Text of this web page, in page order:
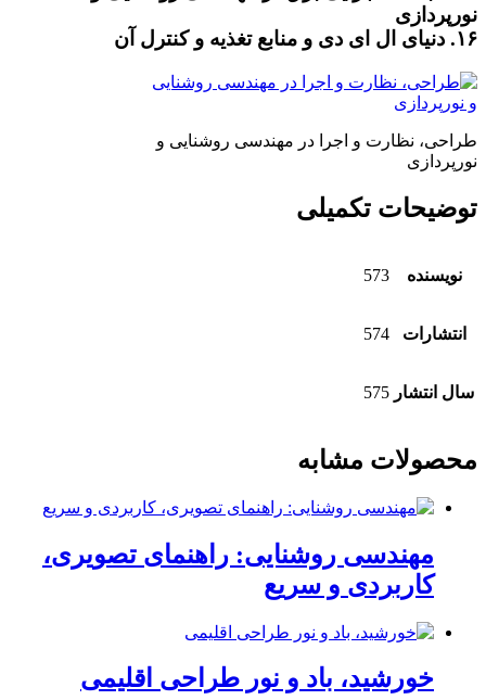
نورپردازی
۱۶. دنیای ال ای دی و منابع تغذیه و کنترل آن
طراحی، نظارت و اجرا در مهندسی روشنایی و
نورپردازی
توضیحات تکمیلی
نویسنده 573
انتشارات 574
سال انتشار 575
محصولات مشابه
مهندسی روشنایی: راهنمای تصویری،
کاربردی و سریع
خورشید، باد و نور طراحی اقلیمی